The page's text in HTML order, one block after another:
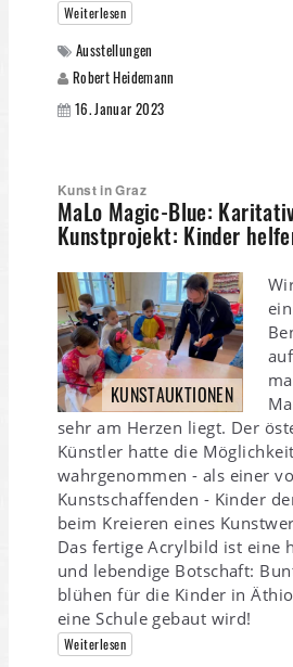
Weiterlesen
Ausstellungen
Robert Heidemann
16. Januar 2023
Kunst in Graz
MaLo Magic-Blue:
Kunstprojekt: Kinder
KUNSTAUKTIONEN
ein
sehr am Herzen liegt. Der
Künstler hatte die Möglichkeit
wahrgenommen - als einer
Kunstschaffenden - Kinder
beim Kreieren eines
Das fertige Acrylbild ist eine
und lebendige Botschaft:
blühen für die Kinder in
eine Schule gebaut wird!
Weiterlesen